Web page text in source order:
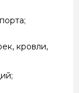
кровли,